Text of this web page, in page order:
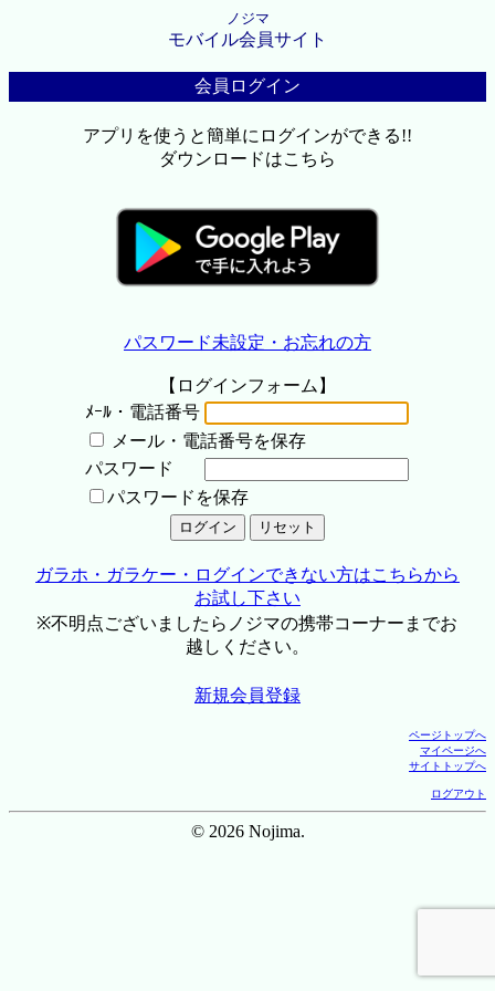
ノジマ
モバイル会員サイト
会員ログイン
アプリを使うと簡単にログインができる!!
ダウンロードはこちら
パスワード未設定・お忘れの方
【ログインフォーム】
ﾒｰﾙ・電話番号
メール・電話番号を保存
パスワード
パスワードを保存
ガラホ・ガラケー・ログインできない方はこちらから
お試し下さい
※不明点ございましたらノジマの携帯コーナーまでお
越しください。
新規会員登録
ページトップへ
マイページへ
サイトトップへ
ログアウト
© 2026 Nojima.